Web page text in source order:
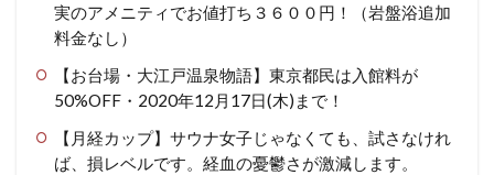
実のアメニティでお値打ち３６００円！（岩盤浴追加
料金なし）
【お台場・大江戸温泉物語】東京都民は入館料が
50%OFF・2020年12月17日(木)まで！
【月経カップ】サウナ女子じゃなくても、試さなけれ
ば、損レベルです。経血の憂鬱さが激減します。